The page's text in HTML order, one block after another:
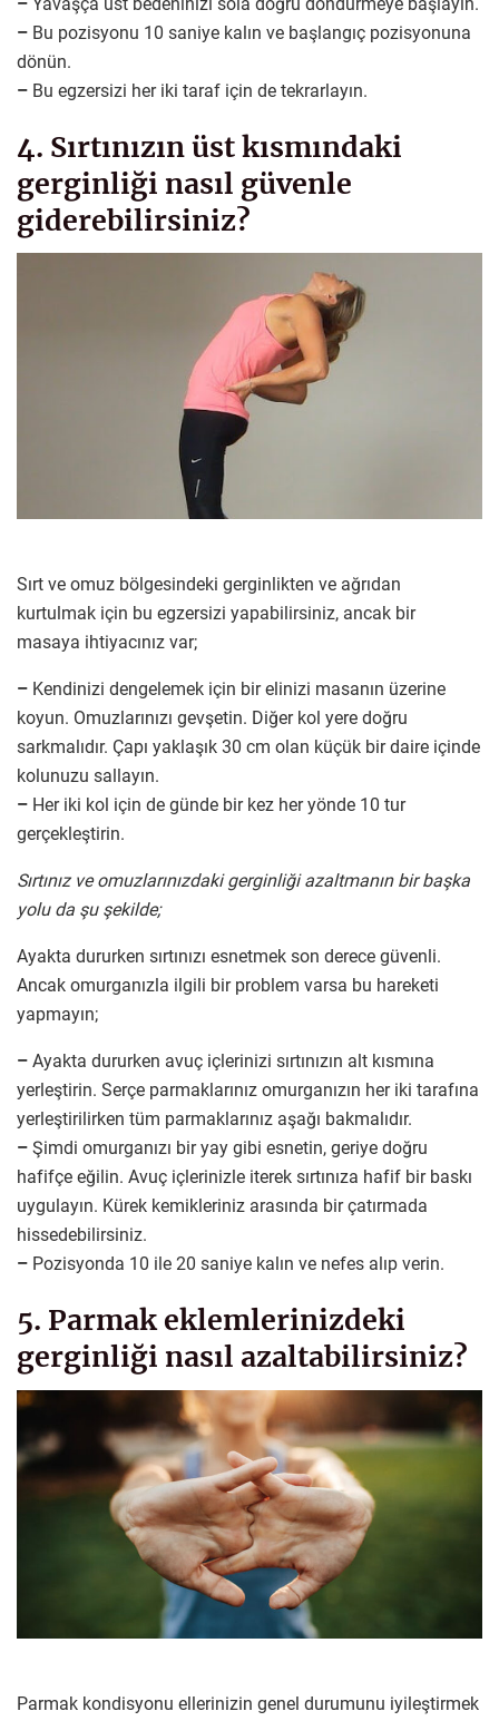
– Bu pozisyonu 10 saniye kalın ve başlangıç pozisyonuna
dönün.
– Bu egzersizi her iki taraf için de tekrarlayın.
4. Sırtınızın üst kısmındaki
gerginliği nasıl güvenle
giderebilirsiniz?
Sırt ve omuz bölgesindeki gerginlikten ve ağrıdan
kurtulmak için bu egzersizi yapabilirsiniz, ancak bir
masaya ihtiyacınız var;
– Kendinizi dengelemek için bir elinizi masanın üzerine
koyun. Omuzlarınızı gevşetin. Diğer kol yere doğru
sarkmalıdır. Çapı yaklaşık 30 cm olan küçük bir daire içinde
kolunuzu sallayın.
– Her iki kol için de günde bir kez her yönde 10 tur
gerçekleştirin.
Sırtınız ve omuzlarınızdaki gerginliği azaltmanın bir başka
yolu da şu şekilde;
Ayakta dururken sırtınızı esnetmek son derece güvenli.
Ancak omurganızla ilgili bir problem varsa bu hareketi
yapmayın;
– Ayakta dururken avuç içlerinizi sırtınızın alt kısmına
yerleştirin. Serçe parmaklarınız omurganızın her iki tarafına
yerleştirilirken tüm parmaklarınız aşağı bakmalıdır.
– Şimdi omurganızı bir yay gibi esnetin, geriye doğru
hafifçe eğilin. Avuç içlerinizle iterek sırtınıza hafif bir baskı
uygulayın. Kürek kemikleriniz arasında bir çatırmada
hissedebilirsiniz.
– Pozisyonda 10 ile 20 saniye kalın ve nefes alıp verin.
5. Parmak eklemlerinizdeki
gerginliği nasıl azaltabilirsiniz?
Parmak kondisyonu ellerinizin genel durumunu iyileştirmek